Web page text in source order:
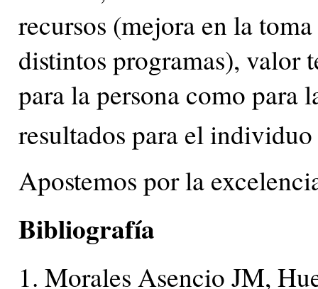
recursos (mejora en la
distintos programas), valor
para la persona como para
resultados para el
Apostemos por la
Bibliografía
1. Morales Asencio JM,